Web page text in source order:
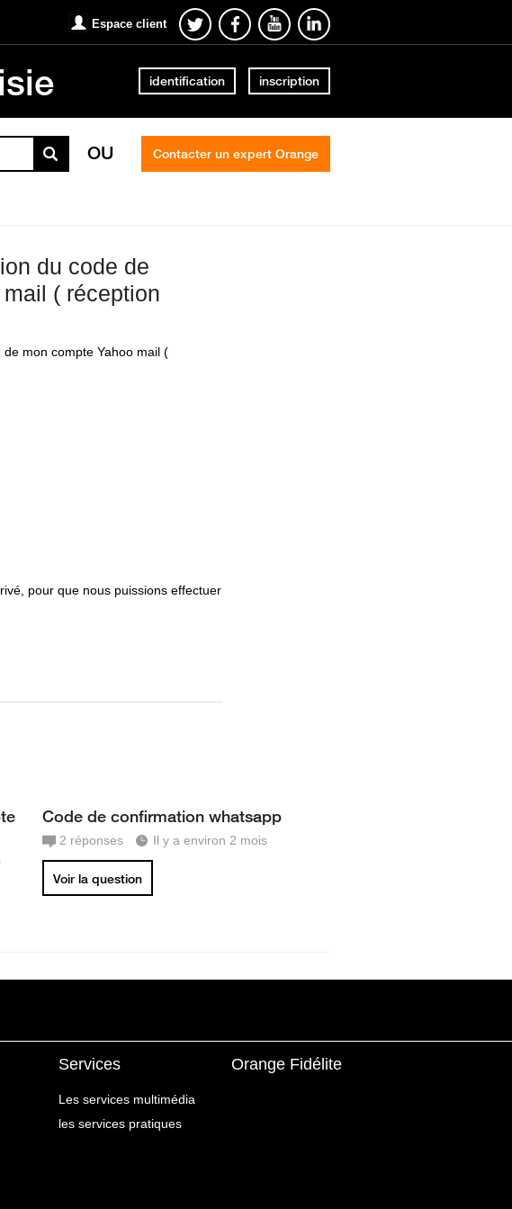
Espace client
identification inscription
OU Contacter un expert Orange
du code de
( réception
mon compte Yahoo mail (
pour que nous puissions effectuer
Code de confirmation whatsapp
2 réponses Il y a environ 2 mois
Voir la question
Services
Les services multimédia
les services pratiques
Orange Fidélite